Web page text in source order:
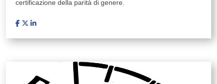
certificazione della parità di genere.